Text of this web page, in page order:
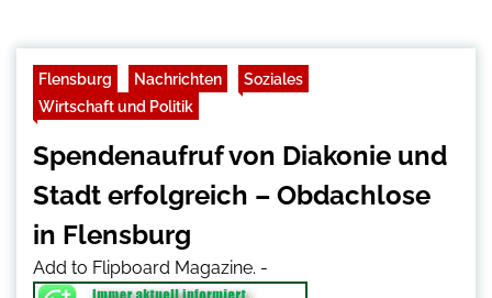
Flensburg Nachrichten
Soziales
Wirtschaft und Politik
Spendenaufruf von Diakonie und
Stadt erfolgreich – Obdachlose
in Flensburg
Add to Flipboard Magazine. -